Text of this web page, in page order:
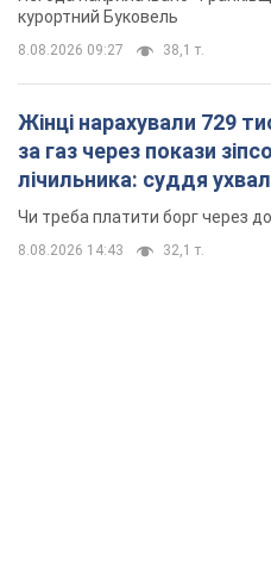
курортний Буковель
8.08.2026 09:27 38,1 т.
Жінці нарахували 729
за газ через покази
лічильника: суддя
неочікуване рішення
Чи треба платити борг через
8.08.2026 14:43 32,1 т.